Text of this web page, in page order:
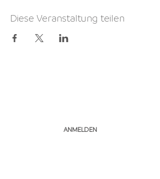
Diese Veranstaltung teilen
ANMELDEN